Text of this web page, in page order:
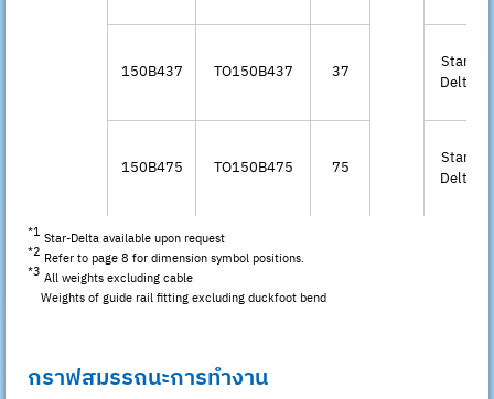
150B437 TO150B437 37
Star-
Delta
150B475 TO150B475 75
Star-
Delta
*1 Star-Delta available upon request
*2 Refer to page 8 for dimension symbol positions.
*3 All weights excluding cable
Weights of guide rail fitting excluding duckfoot bend
กราฟสมรรถนะการทำงาน